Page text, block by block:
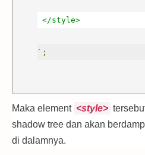
</style>
` ;
Maka element <style>
shadow tree dan akan
di dalamnya.